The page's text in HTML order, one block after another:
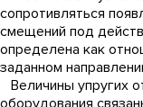
сопротивляться
смещений под
определена как
заданном
Величины упругих
оборудования